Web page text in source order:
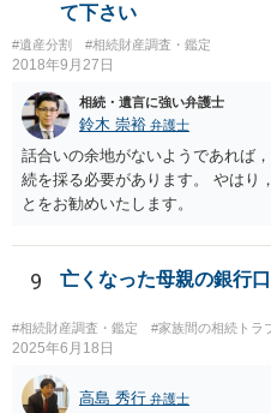
て下さい
#遺産分割 #相続財産調査・鑑定
2018年9月27日
相続・遺言に強い弁護士
鈴木 崇裕 弁護士
話合いの余地がないようであれば
続を採る必要があります。 やはり
とをお勧めいたします。
9 亡くなった母親の銀行
#相続財産調査・鑑定 #家族間の相続トラ
2025年6月18日
高島 秀行 弁護士